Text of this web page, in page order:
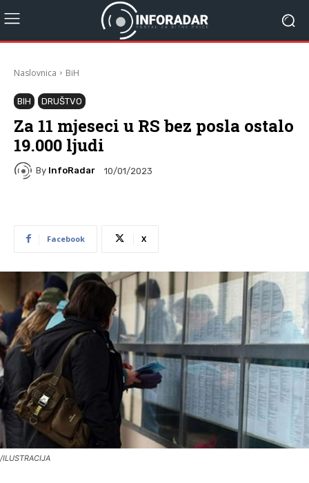
Naslovnica BiH
BIH DRUŠTVO
Za 11 mjeseci u RS bez posla ostalo
19.000 ljudi
By InfoRadar 10/01/2023
Facebook X
/ILUSTRACIJA